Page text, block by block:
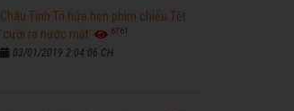
Châu Tinh Trì hứa hẹn phim chiếu Tết
'cười ra nước mắt'
6761
03/01/2019 2:04:06 CH